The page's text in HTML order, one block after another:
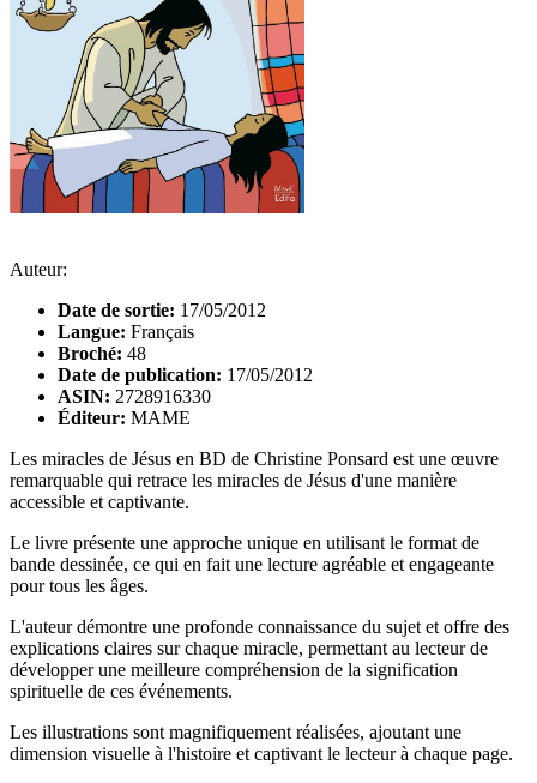
Auteur:
Date de sortie: 17/05/2012
Langue: Français
Broché: 48
Date de publication: 17/05/2012
ASIN: 2728916330
Éditeur: MAME
Les miracles de Jésus en BD de Christine Ponsard est une œuvre
remarquable qui retrace les miracles de Jésus d'une manière
accessible et captivante.
Le livre présente une approche unique en utilisant le format de
bande dessinée, ce qui en fait une lecture agréable et engageante
pour tous les âges.
L'auteur démontre une profonde connaissance du sujet et offre des
explications claires sur chaque miracle, permettant au lecteur de
développer une meilleure compréhension de la signification
spirituelle de ces événements.
Les illustrations sont magnifiquement réalisées, ajoutant une
dimension visuelle à l'histoire et captivant le lecteur à chaque page.